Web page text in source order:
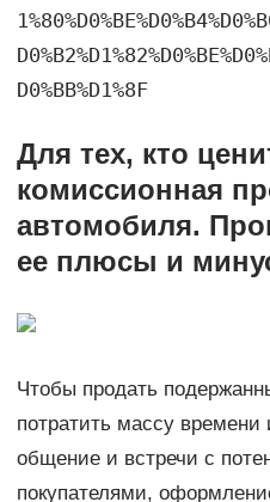
D0%BB%D1%8F
Для тех, кто
комиссионная
автомобиля.
ее плюсы и
Чтобы продать
потратить массу времени
общение и встречи с
покупателями,